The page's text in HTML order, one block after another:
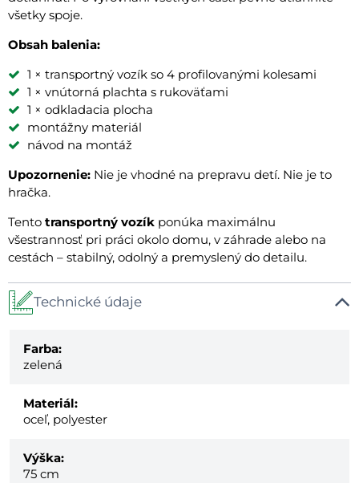
všetky spoje.
Obsah balenia:
1 × transportný vozík so 4 profilovanými kolesami
1 × vnútorná plachta s rukoväťami
1 × odkladacia plocha
montážny materiál
návod na montáž
Upozornenie: Nie je vhodné na prepravu detí. Nie je to
hračka.
Tento transportný vozík ponúka maximálnu
všestrannosť pri práci okolo domu, v záhrade alebo na
cestách – stabilný, odolný a premyslený do detailu.
Technické údaje
Farba:
zelená
Materiál:
oceľ, polyester
Výška:
75 cm